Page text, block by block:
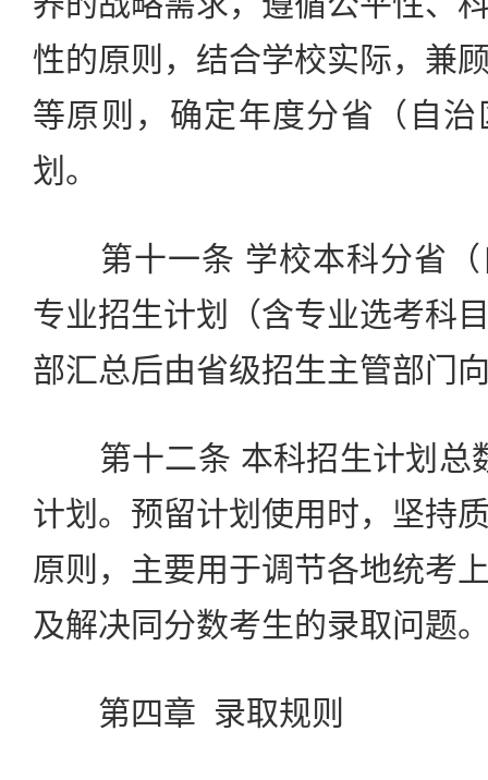
性的原则，结合学校实际，兼
等原则，确定年度分省（自
划。
第十一条 学校本科分省（
专业招生计划（含专业选考科
部汇总后由省级招生主管部门
第十二条 本科招生计划总
计划。预留计划使用时，坚持
原则，主要用于调节各地统考
及解决同分数考生的录取问题
第四章 录取规则